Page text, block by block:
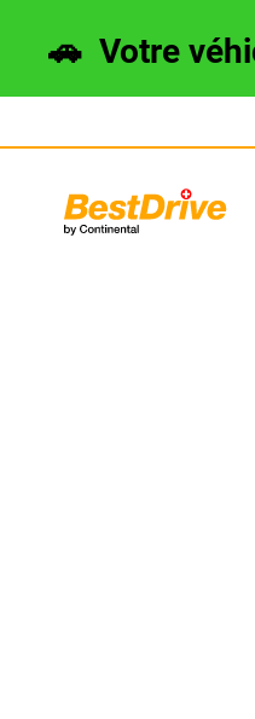
🚗 Votre
Deutsch